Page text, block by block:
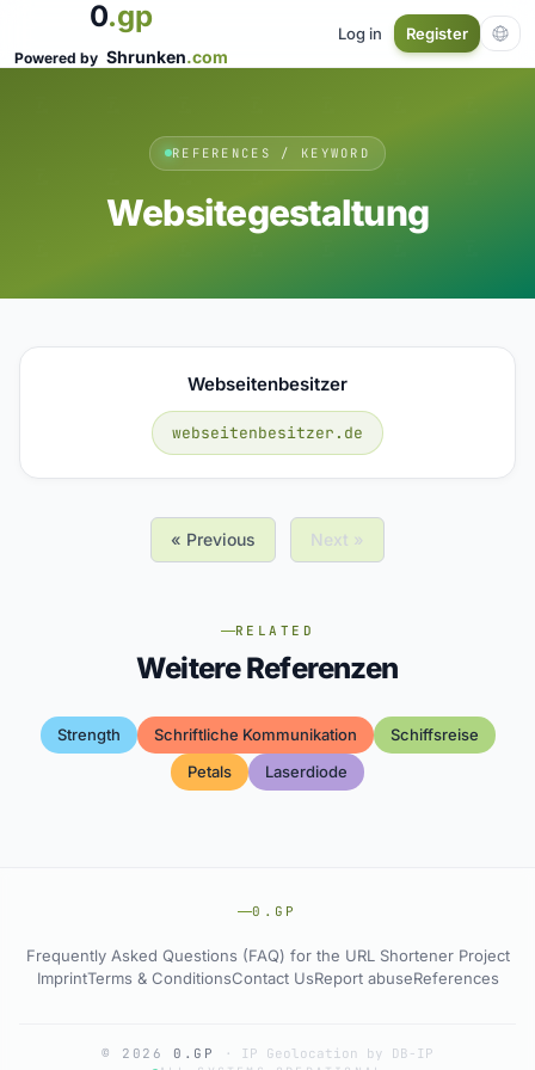
0.gp
Powered by Shrunken.com
Log in Register
REFERENCES / KEYWORD
Websitegestaltung
Webseitenbesitzer
webseitenbesitzer.de
« Previous Next »
RELATED
Weitere Referenzen
Strength Schriftliche Kommunikation
Schiffsreise
Petals
Laserdiode
0.GP
Frequently Asked Questions (FAQ) for the URL Shortener Project
ImprintTerms & ConditionsContact UsReport abuseReferences
© 2026 0.GP · IP Geolocation by DB-IP